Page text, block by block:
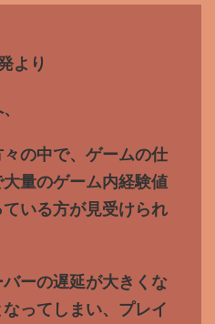
より
の中で、ゲームの仕
量のゲーム内経験値
いる方が見受けられ
ーの遅延が大きくな
ってしまい、プレイ